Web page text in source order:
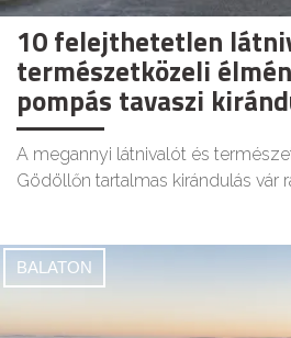
10 felejthetetlen
természetközeli
pompás tavaszi
A megannyi látnivalót és
Gödöllőn tartalmas kirándulás vár
BALATON